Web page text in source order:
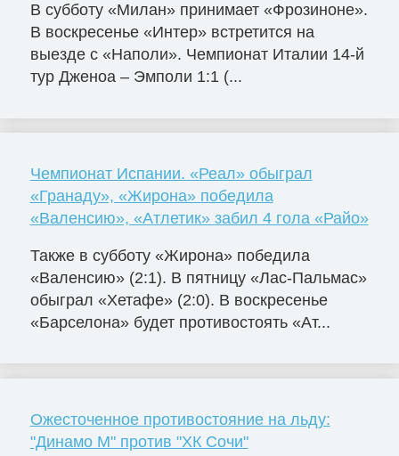
В субботу «Милан» принимает «Фрозиноне».
В воскресенье «Интер» встретится на
выезде с «Наполи». Чемпионат Италии 14-й
тур Дженоа – Эмполи 1:1 (...
Чемпионат Испании. «Реал» обыграл
«Гранаду», «Жирона» победила
«Валенсию», «Атлетик» забил 4 гола «Райо»
Также в субботу «Жирона» победила
«Валенсию» (2:1). В пятницу «Лас-Пальмас»
обыграл «Хетафе» (2:0). В воскресенье
«Барселона» будет противостоять «Ат...
Ожесточенное противостояние на льду:
"Динамо М" против "ХК Сочи"